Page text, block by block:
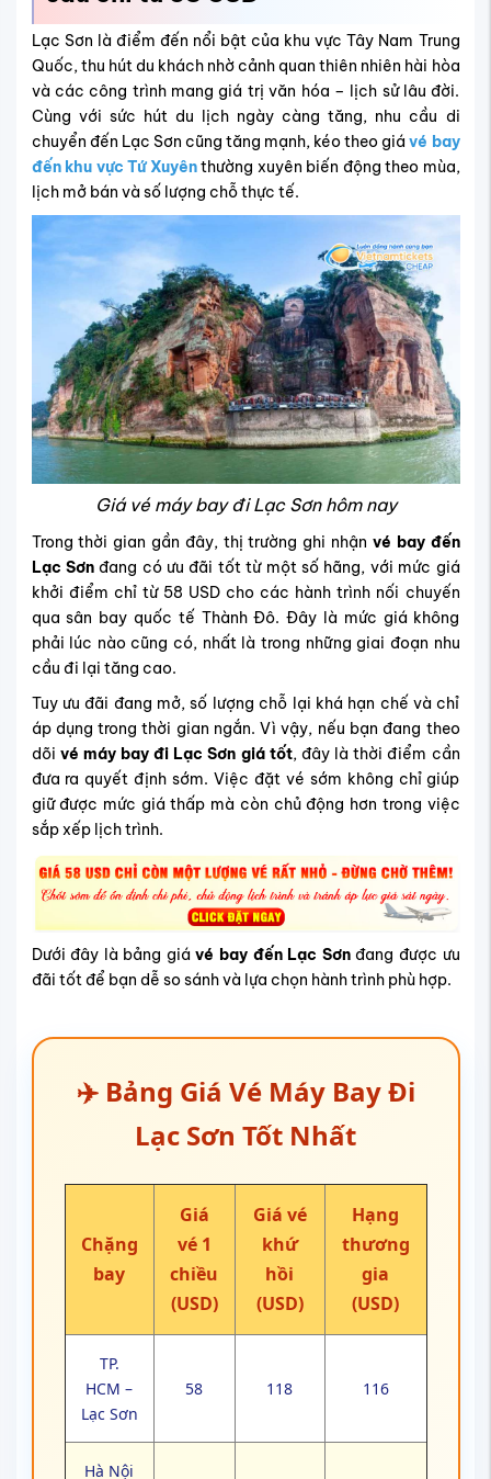
Lạc Sơn là điểm đến nổi bật của khu vực Tây Nam Trung
Quốc, thu hút du khách nhờ cảnh quan thiên nhiên hài hòa
và các công trình mang giá trị văn hóa – lịch sử lâu đời.
Cùng với sức hút du lịch ngày càng tăng, nhu cầu di
chuyển đến Lạc Sơn cũng tăng mạnh, kéo theo giávé bay
đến khu vực Tứ Xuyênthường xuyên biến động theo mùa,
lịch mở bán và số lượng chỗ thực tế.
Giá vé máy bay đi Lạc Sơn hôm nay
Trong thời gian gần đây, thị trường ghi nhận vé bay đến
Lạc Sơnđang có ưu đãi tốt từ một số hãng, với mức giá
khởi điểm chỉ từ 58 USD cho các hành trình nối chuyến
qua sân bay quốc tế Thành Đô. Đây là mức giá không
phải lúc nào cũng có, nhất là trong những giai đoạn nhu
cầu đi lại tăng cao.
Tuy ưu đãi đang mở, số lượng chỗ lại khá hạn chế và chỉ
áp dụng trong thời gian ngắn. Vì vậy, nếu bạn đang theo
dõi vé máy bay đi Lạc Sơn giá tốt, đây là thời điểm cần
đưa ra quyết định sớm. Việc đặt vé sớm không chỉ giúp
giữ được mức giá thấp mà còn chủ động hơn trong việc
sắp xếp lịch trình.
Dưới đây là bảng giávé bay đến Lạc Sơnđang được ưu
đãi tốt để bạn dễ so sánh và lựa chọn hành trình phù hợp.
✈️ Bảng Giá Vé Máy Bay Đi
Lạc Sơn Tốt Nhất
Chặng
bay
Giá
vé 1
chiều
(USD)
Giá vé
khứ
hồi
(USD)
Hạng
thương
gia
(USD)
TP.
HCM –
Lạc Sơn
58 118 116
Hà Nội